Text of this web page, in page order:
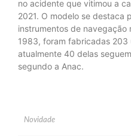
no acidente que vitimou a
2021. O modelo se destaca
instrumentos de navegação
1983, foram fabricadas 203
atualmente 40 delas
segundo a Anac.
Novidade